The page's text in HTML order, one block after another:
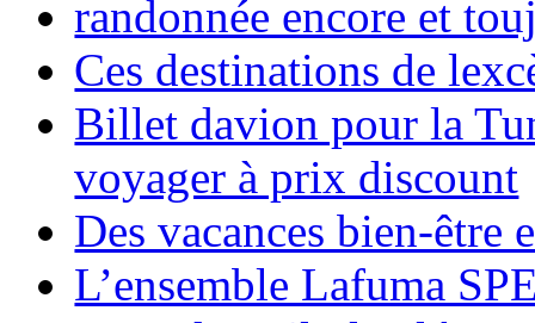
randonnée encore et
Ces destinations de
Billet davion pour la
voyager à prix discount
Des vacances bien-être
L’ensemble Lafuma